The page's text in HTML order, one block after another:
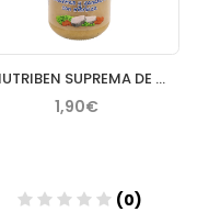
NUTRIBEN SUPREMA DE MERLUZA CON GUISANTES ZANAHO
1,90€
(0)